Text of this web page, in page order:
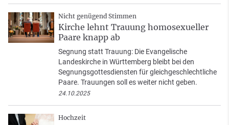
Nicht genügend Stimmen
Kirche lehnt Trauung homosexueller
Paare knapp ab
Segnung statt Trauung: Die Evangelische
Landeskirche in Württemberg bleibt bei den
Segnungsgottesdiensten für gleichgeschlechtliche
Paare. Trauungen soll es weiter nicht geben.
24.10.2025
Hochzeit